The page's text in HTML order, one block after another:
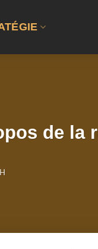
de la